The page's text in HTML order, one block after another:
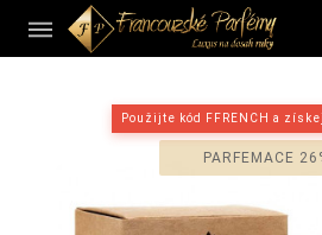
PARFEMACE
Použijte kód FFRENCH a